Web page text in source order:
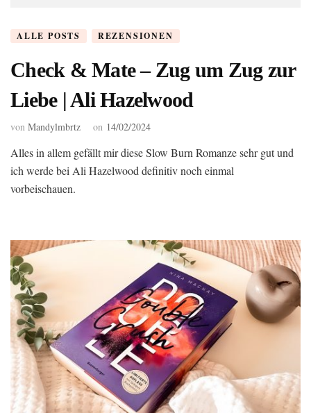
ALLE POSTS REZENSIONEN
Check & Mate – Zug um Zug zur
Liebe | Ali Hazelwood
von Mandylmbrtz on 14/02/2024
Alles in allem gefällt mir diese Slow Burn Romanze sehr gut und
ich werde bei Ali Hazelwood definitiv noch einmal
vorbeischauen.